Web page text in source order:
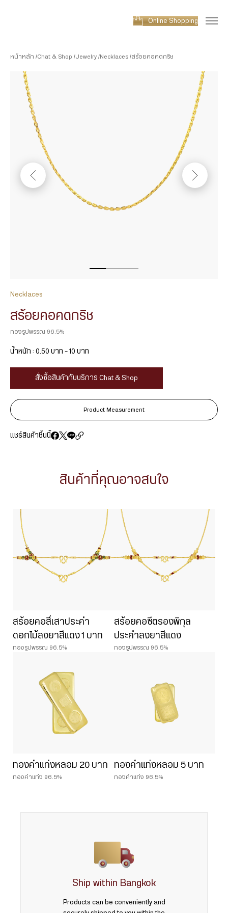
Online Shopping
หน้าหลัก Chat & Shop Jewelry Necklaces สร้อยคอคดกริช
Necklaces
สร้อยคอคดกริช
ทองรูปพรรณ 96.5%
น้ำหนัก : 0.50 บาท – 10 บาท
สั่งซื้อสินค้ากับบริการ Chat & Shop
Product Measurement
แชร์สินค้าชิ้นนี้
สินค้าที่คุณอาจสนใจ
สร้อยคอสี่เสาประคำ
ดอกไม้ลงยาสีแดง 1 บาท
ทองรูปพรรณ 96.5%
สร้อยคอซีตรองพิกุล
ประคำลงยาสีแดง
ทองรูปพรรณ 96.5%
ทองคำแท่งหลอม 20 บาท
ทองคำแท่ง 96.5%
ทองคำแท่งหลอม 5 บาท
ทองคำแท่ง 96.5%
Ship within Bangkok
Products can be conveniently and